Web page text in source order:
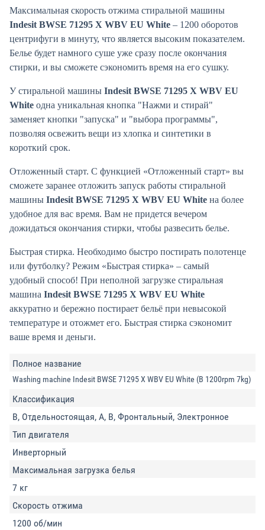
Максимальная скорость отжима стиральной машины
Indesit BWSE 71295 X WBV EU White – 1200 оборотов
центрифуги в минуту, что является высоким показателем.
Белье будет намного суше уже сразу после окончания
стирки, и вы сможете сэкономить время на его сушку.
У стиральной машины Indesit BWSE 71295 X WBV EU
White одна уникальная кнопка "Нажми и стирай"
заменяет кнопки "запуска" и "выбора программы",
позволяя освежить вещи из хлопка и синтетики в
короткий срок.
Отложенный старт. С функцией «Отложенный старт» вы
сможете заранее отложить запуск работы стиральной
машины Indesit BWSE 71295 X WBV EU White на более
удобное для вас время. Вам не придется вечером
дожидаться окончания стирки, чтобы развесить белье.
Быстрая стирка. Необходимо быстро постирать полотенце
или футболку? Режим «Быстрая стирка» – самый
удобный способ! При неполной загрузке стиральная
машина Indesit BWSE 71295 X WBV EU White
аккуратно и бережно постирает бельё при невысокой
температуре и отожмет его. Быстрая стирка сэкономит
ваше время и деньги.
Полное название
Washing machine Indesit BWSE 71295 X WBV EU White (B 1200rpm 7kg)
Классификация
B, Отдельностоящая, A, B, Фронтальный, Электронное
Тип двигателя
Инверторный
Максимальная загрузка белья
7 кг
Скорость отжима
1200 об/мин